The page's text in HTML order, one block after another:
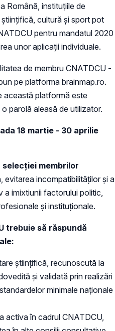
Română, instituțiile de
cultură și sport pot
pentru mandatul 2020
unor aplicații individuale.
de membru CNATDCU -
pe platforma brainmap.ro.
această platformă este
parolă aleasă de utilizator.
18 martie - 30 aprilie
membrilor
evitarea incompatibilităților și a
imixtiunii factorului politic,
și instituționale.
trebuie să răspundă
științifică, recunoscută la
și validată prin realizări
minimale naționale
activa în cadrul CNATDCU,